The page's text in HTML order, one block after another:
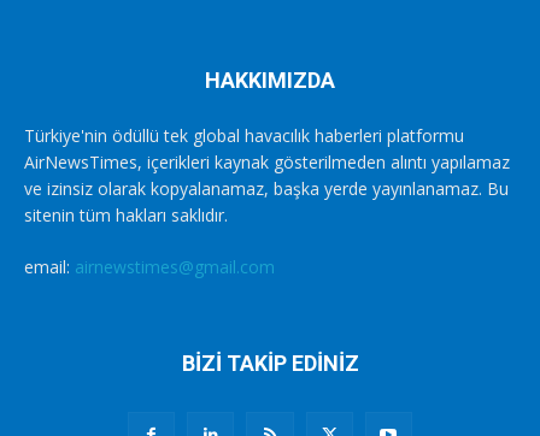
HAKKIMIZDA
Türkiye'nin ödüllü tek global havacılık haberleri platformu
AirNewsTimes, içerikleri kaynak gösterilmeden alıntı yapılamaz
ve izinsiz olarak kopyalanamaz, başka yerde yayınlanamaz. Bu
sitenin tüm hakları saklıdır.
email: airnewstimes@gmail.com
BİZİ TAKİP EDİNİZ